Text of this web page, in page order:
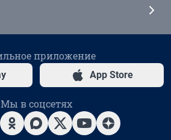
приложение
App Store
Мы в соцсетях